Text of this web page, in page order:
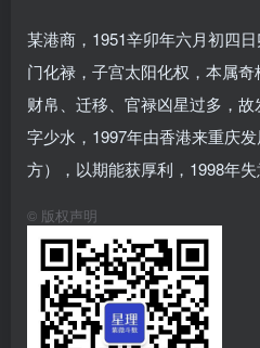
某港商，1951辛卯年六月初四
门化禄，子宫太阳化权，本属奇
财帛、迁移、官禄凶星过多，
字少水，1997年由香港来重庆
方），以期能获厚利，1998年失
© 版权声明